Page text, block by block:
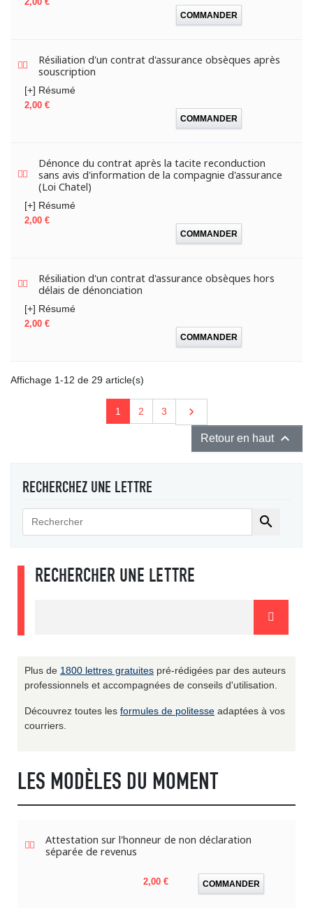
COMMANDER
Résiliation d'un contrat d'assurance obsèques après
souscription
[+] Résumé
Prix
2,00 €
COMMANDER
Dénonce du contrat après la tacite reconduction
sans avis d'information de la compagnie d'assurance
(Loi Chatel)
[+] Résumé
Prix
2,00 €
COMMANDER
Résiliation d'un contrat d'assurance obsèques hors
délais de dénonciation
[+] Résumé
Prix
2,00 €
COMMANDER
Affichage 1-12 de 29 article(s)
1 2 3 Suivant

Retour en haut 
RECHERCHEZ UNE LETTRE

RECHERCHER UNE LETTRE
Plus de 1800 lettres gratuites pré-rédigées par des auteurs
professionnels et accompagnées de conseils d'utilisation.
Découvrez toutes les formules de politesse adaptées à vos
courriers.
LES MODÈLES DU MOMENT
Attestation sur l'honneur de non déclaration
séparée de revenus
Prix
2,00 € COMMANDER